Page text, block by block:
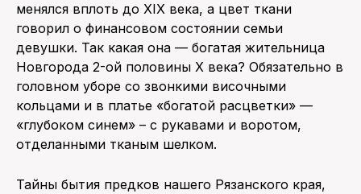
менялся вплоть до XIX века, а цвет ткани
говорил о финансовом состоянии семьи
девушки. Так какая она — богатая жительница
Новгорода 2-ой половины X века? Обязательно в
головном уборе со звонкими височными
кольцами и в платье «богатой расцветки» —
«глубоком синем» – с рукавами и воротом,
отделанными тканым шелком.
Тайны бытия предков нашего Рязанского края,